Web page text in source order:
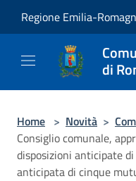
Regione Emilia-
di
Home > Novità >
Consiglio comunale,
disposizioni anticipate
anticipata di cinque